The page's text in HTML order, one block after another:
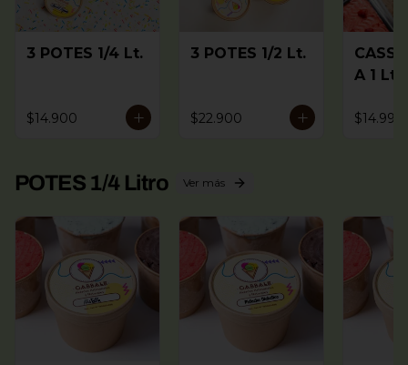
3 POTES 1/4 Lt.
$14.900
3 POTES 1/2 Lt.
$22.900
A 1 Lt.
$14.990
POTES 1/4 Litro Ver más